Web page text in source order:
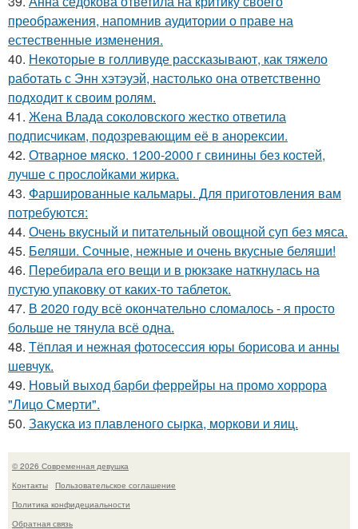
преображения, напомнив аудитории о праве на
естественные изменения.
40. Некоторые в голливуде рассказывают, как тяжело
работать с Энн хэтэуэй, настолько она ответственно
подходит к своим ролям.
41. Жена Влада соколовского жестко ответила
подписчикам, подозревающим её в анорексии.
42. Отварное мяско. 1200-2000 г свинины без костей,
лучше с прослойками жирка.
43. Фаршированные кальмары. Для приготовления вам
потребуются:
44. Очень вкусный и питательный овощной суп без мяса.
45. Беляши. Сочные, нежные и очень вкусные беляши!
46. Перебирала его вещи и в рюкзаке наткнулась на
пустую упаковку от каких-то таблеток.
47. В 2020 году всё окончательно сломалось - я просто
больше не тянула всё одна.
48. Тёплая и нежная фотосессия юры борисова и анны
шевчук.
49. Новый выход барби феррейры на промо хоррора
"Лицо Смерти".
50. Закуска из плавленого сырка, моркови и яиц.
© 2026 Современная девушка
Контакты
Пользовательское соглашение
Политика конфидециальности
Обратная связь